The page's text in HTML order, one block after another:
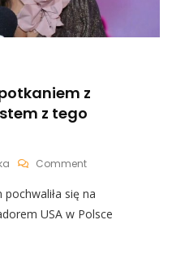
z
z tego
CommentOn
Rusin
Chwali
pochwaliła się na
USA w Polsce